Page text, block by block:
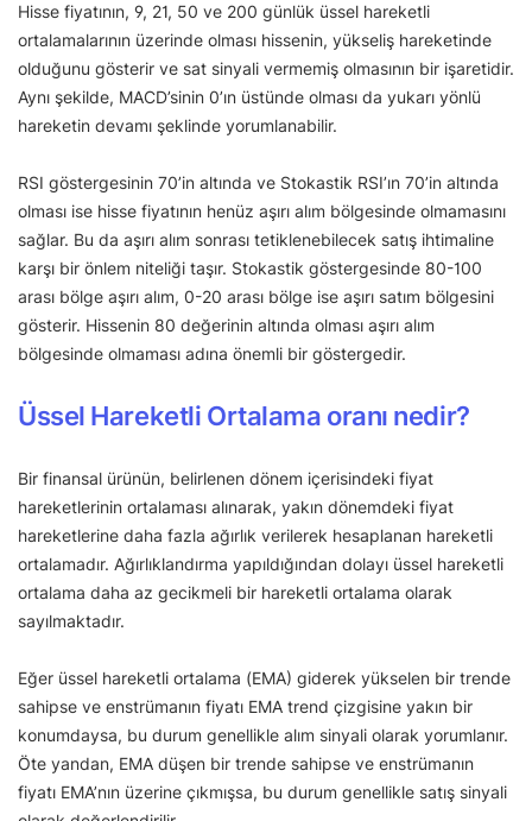
Hisse fiyatının, 9, 21, 50 ve 200 günlük üssel hareketli
ortalamalarının üzerinde olması hissenin, yükseliş hareketinde
olduğunu gösterir ve sat sinyali vermemiş olmasının bir işaretidir.
Aynı şekilde, MACD’sinin 0’ın üstünde olması da yukarı yönlü
hareketin devamı şeklinde yorumlanabilir.
RSI göstergesinin 70’in altında ve Stokastik RSI’ın 70’in altında
olması ise hisse fiyatının henüz aşırı alım bölgesinde olmamasını
sağlar. Bu da aşırı alım sonrası tetiklenebilecek satış ihtimaline
karşı bir önlem niteliği taşır. Stokastik göstergesinde 80-100
arası bölge aşırı alım, 0-20 arası bölge ise aşırı satım bölgesini
gösterir. Hissenin 80 değerinin altında olması aşırı alım
bölgesinde olmaması adına önemli bir göstergedir.
Üssel Hareketli Ortalama oranı nedir?
Bir finansal ürünün, belirlenen dönem içerisindeki fiyat
hareketlerinin ortalaması alınarak, yakın dönemdeki fiyat
hareketlerine daha fazla ağırlık verilerek hesaplanan hareketli
ortalamadır. Ağırlıklandırma yapıldığından dolayı üssel hareketli
ortalama daha az gecikmeli bir hareketli ortalama olarak
sayılmaktadır.
Eğer üssel hareketli ortalama (EMA) giderek yükselen bir trende
sahipse ve enstrümanın fiyatı EMA trend çizgisine yakın bir
konumdaysa, bu durum genellikle alım sinyali olarak yorumlanır.
Öte yandan, EMA düşen bir trende sahipse ve enstrümanın
fiyatı EMA’nın üzerine çıkmışsa, bu durum genellikle satış sinyali